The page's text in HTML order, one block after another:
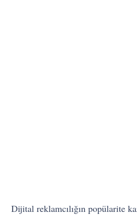
Dijital reklamcılığın popülarite